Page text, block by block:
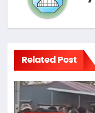
Related Post